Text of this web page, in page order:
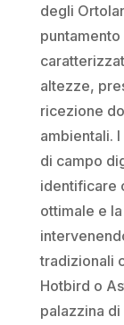
degli
puntamento
altezze,
ricezione
ambientali.
di campo
identificare
ottimale e
tradizionali
Hotbird o
palazzina